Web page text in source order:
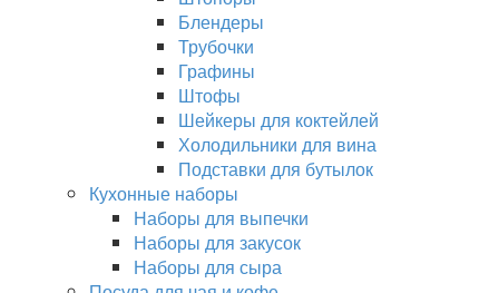
Блендеры
Трубочки
Графины
Штофы
Шейкеры для коктейлей
Холодильники для вина
Подставки для бутылок
Кухонные наборы
Наборы для выпечки
Наборы для закусок
Наборы для сыра